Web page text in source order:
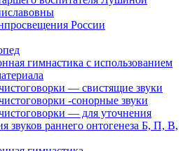
России
гимнастика с использованием
— свистящие звуки
-сонорные звуки
— для уточнения
звуков раннего онтогенеза Б, П, В,